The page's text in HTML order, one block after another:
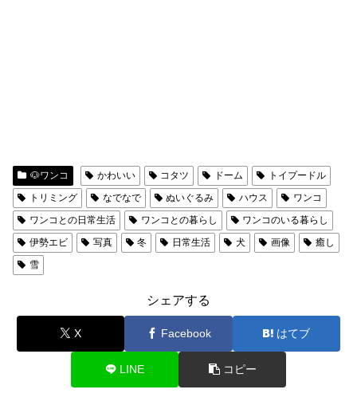
🐶ワンコ かわいい コタツ ドーム
トイプードル
トリミング
なでなで ぬいぐるみ ハウス
ワンコ
ワンコとの日常生活
ワンコとの暮らし
ワンコのいる暮らし
伊勢エビ
写真 冬 日常生活 犬 画像
癒し
雪
シェアする
X Facebook はてブ
LINE コピー